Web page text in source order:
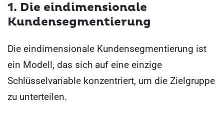
1. Die eindimensionale
Kundensegmentierung
Die eindimensionale Kundensegmentierung ist
ein Modell, das sich auf eine einzige
Schlüsselvariable konzentriert, um die Zielgruppe
zu unterteilen.